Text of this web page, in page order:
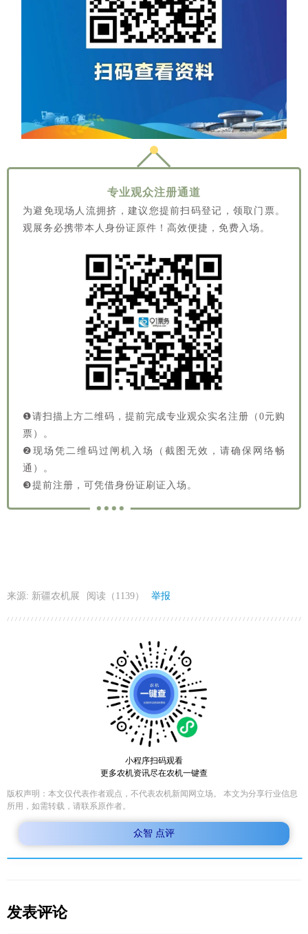
专业观众注册通道
为避免现场人流拥挤，建议您提前扫码登记，领取门票。
观展务必携带本人身份证原件！高效便捷，免费入场。
❶请扫描上方二维码，提前完成专业观众实名注册（0元购
票）。
❷现场凭二维码过闸机入场（截图无效，请确保网络畅
通）。
❸提前注册，可凭借身份证刷证入场。
来源: 新疆农机展 阅读（1139） 举报
小程序扫码观看
更多农机资讯尽在农机一键查
版权声明：本文仅代表作者观点，不代表农机新闻网立场。 本文为分享行业信息
所用，如需转载，请联系原作者。
众智 点评
发表评论